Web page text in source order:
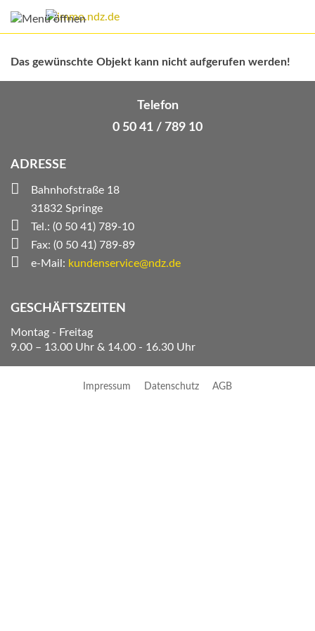
Das gewünschte Objekt kann nicht aufgerufen werden!
Telefon
0 50 41 / 789 10
ADRESSE
Bahnhofstraße 18
31832 Springe
Tel.: (0 50 41) 789-10
Fax: (0 50 41) 789-89
e-Mail: kundenservice@ndz.de
GESCHÄFTSZEITEN
Montag - Freitag
9.00 – 13.00 Uhr & 14.00 - 16.30 Uhr
Impressum Datenschutz AGB